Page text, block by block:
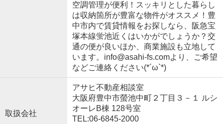
空調管理が便利！スッキリとした暮らし
は収納箇所が豊富な物件がオススメ！豊
中市内で賃貸情報をお探しなら、阪急宝
塚本線蛍池近くはいかがでしょうか？交
通の便が良いほか、商業施設も立地して
います。info@asahi-fs.comより、ご希望
などご連絡ください(*´ω`*)
取扱会社
アサヒ不動産相談室
大阪府豊中市螢池中町２丁目３－１ ルシ
オーレB棟 128号室
TEL:06-6845-2000